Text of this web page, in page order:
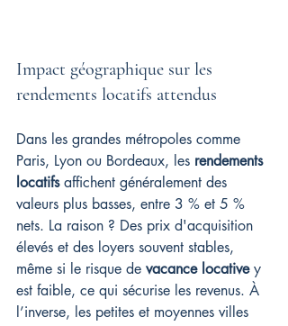
Impact géographique sur les
rendements locatifs attendus
Dans les grandes métropoles comme
Paris, Lyon ou Bordeaux, les rendements
locatifs affichent généralement des
valeurs plus basses, entre 3 % et 5 %
nets. La raison ? Des prix d'acquisition
élevés et des loyers souvent stables,
même si le risque de vacance locative y
est faible, ce qui sécurise les revenus. À
l’inverse, les petites et moyennes villes